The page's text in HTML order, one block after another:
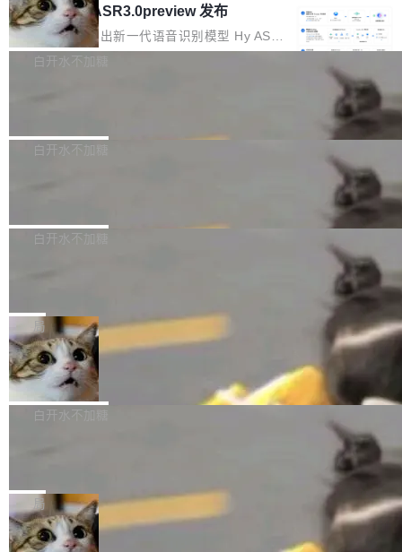
理解大规模代码仓时面临显著"代码仓理解"瓶
颈。 代码仓深度理解服务（以下简称" CodeBas
e深度理解服务"）是华为云码道（CodeA...
数据。2024年9月3日下午4点，他使用此前登录
的账号密码进入A集群，输入了一条被程序员圈
称为"删库跑路"的命令——最高管理员权限、无
自研的多个文生3D和...
oE 架构的大模型，好用到让人上瘾，但 GPU 显
存永远不够用。 Cloudflare 的 Workers AI 团队
一直在跑这些模型的推理。他们在官方博客上发
整性保护。效果是：吞吐量提升 41%，每 token
腾讯混元 Hy ASR3.0preview 发布
腾讯混元正式推出新一代语音识别模型 Hy ASR
3.0preview。基于最新一代大语言模型 Hy3 的
让语音识别不再只是听清，而是真正听懂。通过
w 不要求标准普通话，方言识别覆盖粤语、吴语
白开水不加糖
新和少量网页兼容性修复版本。 Changes/fixe
容提供的字体时出现的几个问题 为避免音频加
质的最低采样率）的音频格式将被拒绝 修复了 C
SS 圆角虚线样式中可能存在的问题 如果表单中
的图像元素不在同一个子树中，则它们将不再关
联 加...
白开水不加糖
发布的 Release Notes，他利用 AI 工具（如 Co
最强的若干项。对于尚未正式发版的 PG 19，则
通过拉取过去一年内（从 PG 18 Beta1 时间点
至今）的所有 commit，同样交由 AI 分析提炼。
经过人工复核，准确度令人满意。这一方法也为
社区爱好者提供了高效跟踪新版本的思路。
白开水不加糖
维护工作一直与我的日常工作、家务、社交生活
和休闲娱乐竞争时间。" 这是 libexpat 维护者 S
ebastian Pipping 写在博客里的话。8 月 4 日，
他宣布了一个新消息：从 2026 年 8 月 1 日起，
他可以全职维护 libexpat 了，最长 6 个月。发
库之一。你的操作系统、浏览器、无数的基础设
施软件，很可能都在用它。而过去十年，维护它
的人一直在用业余...
局
Firefox 153.0.3 发布
Firefox 153.0.3 现已发布，具体更新内容如
下： New Smart Window 包含多项增强功能：
gi?id=2019042">Bug&nbsp;2019042</a>）</l
i> <li>现在，助手可以直接使用 Exa 的网络搜索
结果回答问题，而无需将问题转交给搜索引擎。
白开水不加糖
的 npm 包。项目的核心论点是：容器不适合 Ag
ent 计算。真正适合的，是 Isolate。 Cloudflare
工程师在这件事上没什么可谦虚的——他们用 W
局
OpenAI 公开邮件和聊天记录回应苹果